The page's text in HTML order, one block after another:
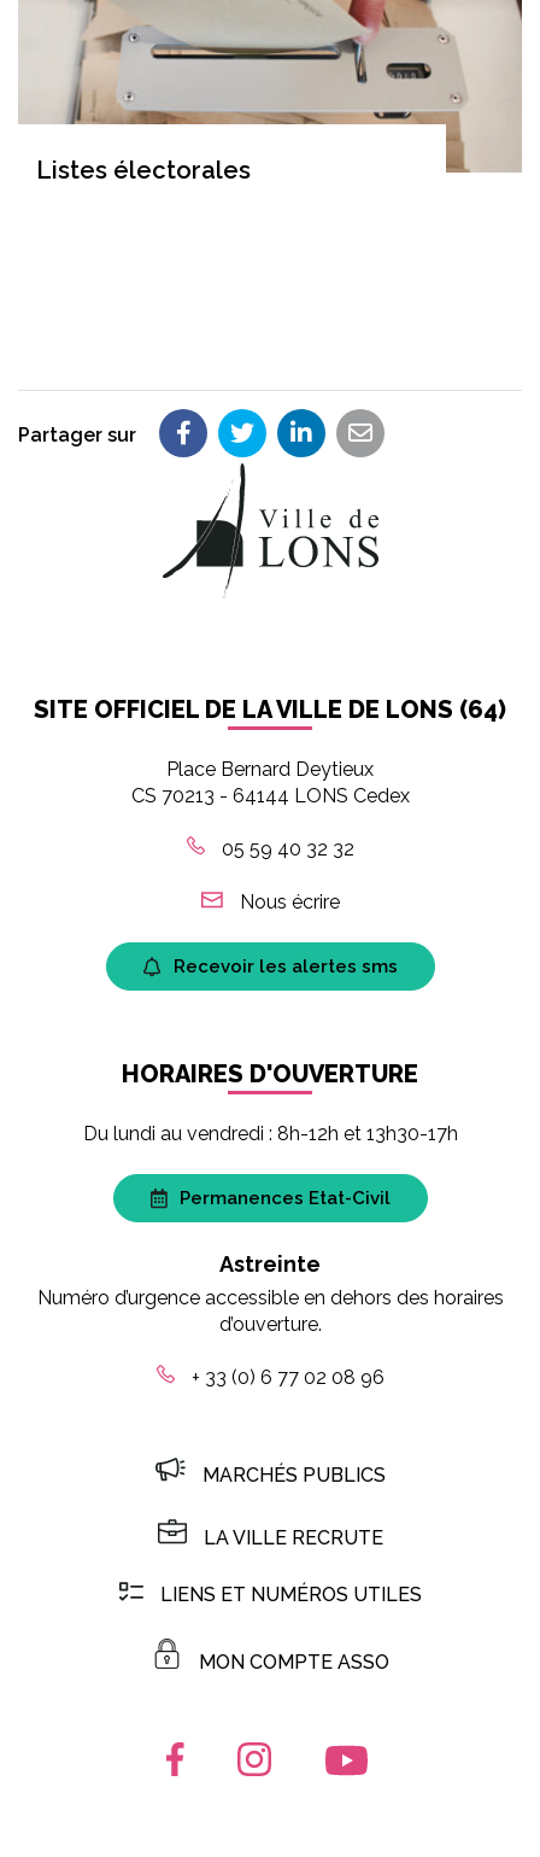
Listes électorales
Partager sur Partager sur Facebook
Partager sur Twitter
Partager sur LinkedIn
Partager par
SITE OFFICIEL DE LA VILLE DE LONS (64)
Place Bernard Deytieux
CS 70213 - 64144 LONS Cedex
05 59 40 32 32
Nous écrire
Recevoir les alertes sms
HORAIRES D'OUVERTURE
Du lundi au vendredi : 8h-12h et 13h30-17h
Permanences Etat-Civil
Astreinte
Numéro d’urgence accessible en dehors des horaires
d’ouverture.
+ 33 (0) 6 77 02 08 96
MARCHÉS PUBLICS
LA VILLE RECRUTE
LIENS ET NUMÉROS UTILES
MON COMPTE ASSO
Lien vers le compte Facebook
Lien vers le compte
Lien vers la chaîne